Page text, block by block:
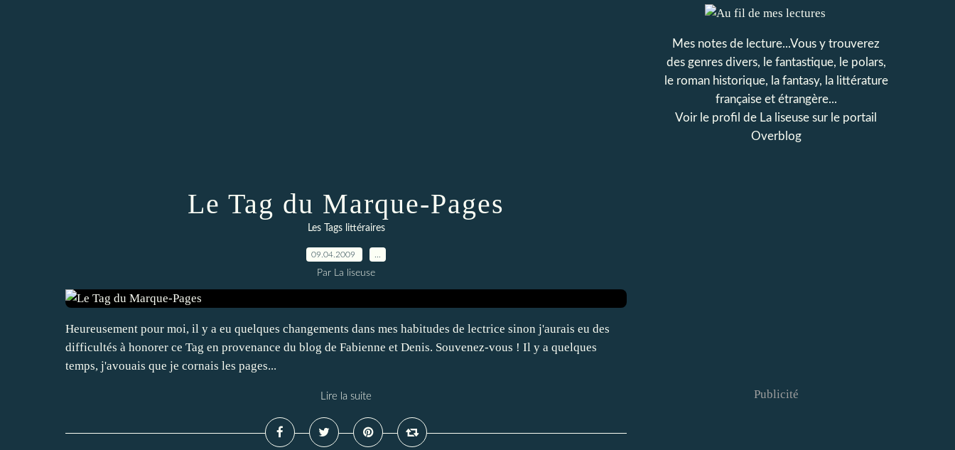
Le Tag du Marque-Pages
Les Tags littéraires
09.04.2009
Par La liseuse
Heureusement pour moi, il y a eu quelques changements dans mes habitudes de lectrice sinon j'aurais eu des
difficultés à honorer ce Tag en provenance du blog de Fabienne et Denis. Souvenez-vous ! Il y a quelques
temps, j'avouais que je cornais les pages...
Lire la suite
Mes notes de lecture...Vous y trouverez
des genres divers, le fantastique, le polars,
le roman historique, la fantasy, la littérature
française et étrangère...
Voir le profil de La liseuse sur le portail
Overblog
Publicité